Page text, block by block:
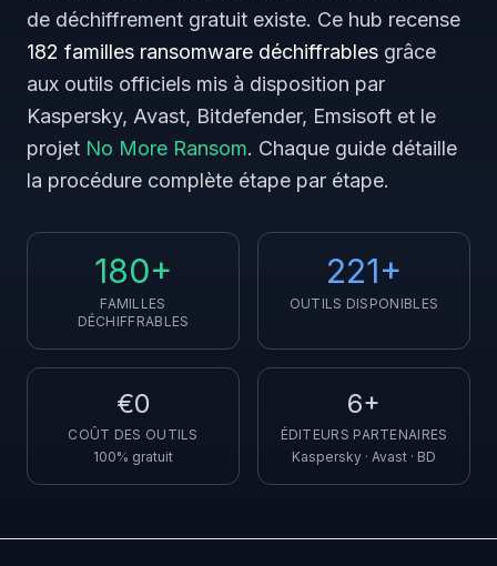
de déchiffrement gratuit existe. Ce hub recense
182 familles ransomware déchiffrables grâce
aux outils officiels mis à disposition par
Kaspersky, Avast, Bitdefender, Emsisoft et le
projet No More Ransom. Chaque guide détaille
la procédure complète étape par étape.
180+
FAMILLES
DÉCHIFFRABLES
221+
OUTILS DISPONIBLES
€0
COÛT DES OUTILS
100% gratuit
6+
ÉDITEURS PARTENAIRES
Kaspersky · Avast · BD